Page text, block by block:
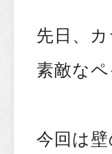
先日、
素敵な
今回は